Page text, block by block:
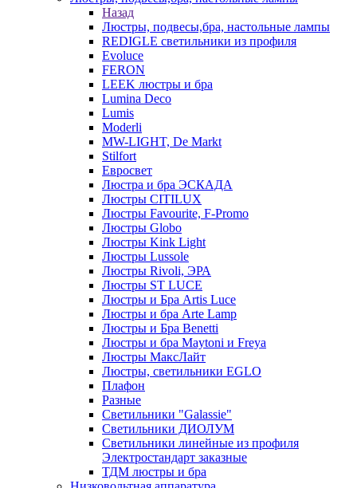
Назад
Люстры, подвесы,бра, настольные лампы
REDIGLE светильники из профиля
Evoluce
FERON
LEEK люстры и бра
Lumina Deco
Lumis
Moderli
MW-LIGHT, De Markt
Stilfort
Евросвет
Люстра и бра ЭСКАДА
Люстры CITILUX
Люстры Favourite, F-Promo
Люстры Globo
Люстры Kink Light
Люстры Lussole
Люстры Rivoli, ЭРА
Люстры ST LUCE
Люстры и Бра Artis Luce
Люстры и бра Arte Lamp
Люстры и Бра Benetti
Люстры и бра Maytoni и Freya
Люстры МаксЛайт
Люстры, светильники EGLO
Плафон
Разные
Светильники "Galassie"
Светильники ДИОЛУМ
Светильники линейные из профиля
Электростандарт заказные
ТДМ люстры и бра